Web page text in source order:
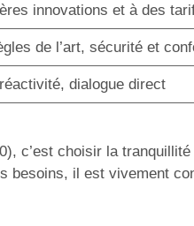
innovations et à des
de l’art, sécurité et
dialogue direct
c’est choisir la tranquillité
besoins, il est vivement